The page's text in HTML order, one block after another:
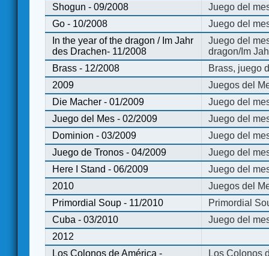
Shogun - 09/2008
Juego del
Go - 10/2008
Juego del
In the year of the dragon / Im Jahr
des Drachen- 11/2008
Juego del
dragon/Im
Brass - 12/2008
Brass, juego
2009
Juegos del
Die Macher - 01/2009
Juego del
Juego del Mes - 02/2009
Juego del
Dominion - 03/2009
Juego del
Juego de Tronos - 04/2009
Juego del
Here I Stand - 06/2009
Juego del
2010
Juegos del
Primordial Soup - 11/2010
Primordial
Cuba - 03/2010
Juego del
2012
Los Colonos de América -
Los Colonos